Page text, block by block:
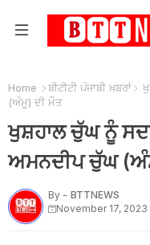
Home ਬੀਟੀਟੀ ਪੰਜਾਬੀ ਖ਼ਬਰਾਂ
(ਅੰਮੂ) ਦੀ ਮੌਤ
ਖੁਸ਼ਹਾਲ ਚੁੱਘ ਨੂੰ
ਅਮਨਦੀਪ ਚੁੱਘ
By - BTTNEWS
November 17, 2023